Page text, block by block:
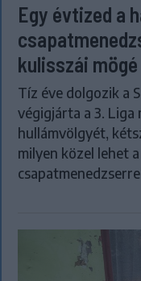
Egy évtized a
kulisszái mögé
Tíz éve dolgozik a
végigjárta a 3. Liga
hullámvölgyét,
milyen közel lehet